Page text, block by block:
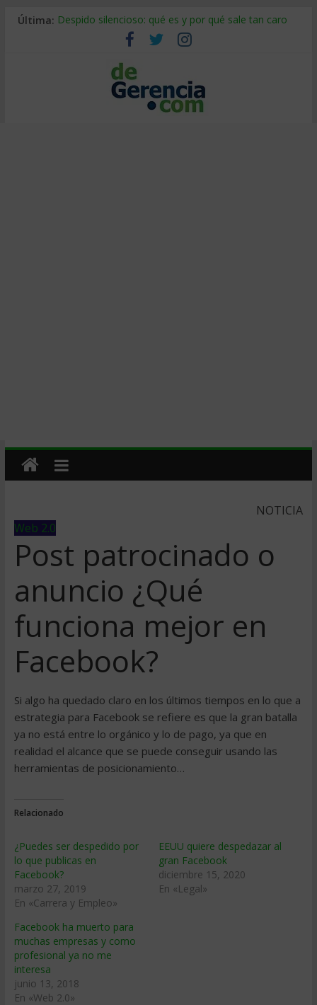
Última: Despido silencioso: qué es y por qué sale tan caro
La economía de Venezuela después del terremoto
Los 8 pasos de Kotter: liderar el cambio sin fracasar
Gestión de proyectos con IA: qué cambia en el oficio
IA y creatividad: cómo evitar que todos piensen igual
NOTICIA
Web 2.0
Post patrocinado o
anuncio ¿Qué
funciona mejor en
Facebook?
Si algo ha quedado claro en los últimos tiempos en lo que a
estrategia para Facebook se refiere es que la gran batalla
ya no está entre lo orgánico y lo de pago, ya que en
realidad el alcance que se puede conseguir usando las
herramientas de posicionamiento…
Relacionado
¿Puedes ser despedido por
lo que publicas en
Facebook?
marzo 27, 2019
En «Carrera y Empleo»
EEUU quiere despedazar al
gran Facebook
diciembre 15, 2020
En «Legal»
Facebook ha muerto para
muchas empresas y como
profesional ya no me
interesa
junio 13, 2018
En «Web 2.0»